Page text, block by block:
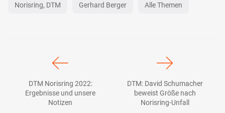
Norisring, DTM Gerhard Berger Alle Themen
DTM Norisring 2022:
Ergebnisse und unsere
Notizen
DTM: David Schumacher
beweist Größe nach
Norisring-Unfall